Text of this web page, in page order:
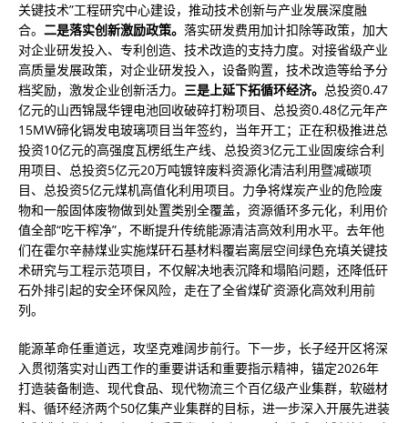
关键技术”工程研究中心建设，推动技术创新与产业发展深度融
合。 二是落实创新激励政策。 落实研发费用加计扣除等政策，加大
对企业研发投入、专利创造、技术改造的支持力度。对接省级产业
高质量发展政策，对企业研发投入，设备购置，技术改造等给予分
档奖励，激发企业创新活力。 三是上延下拓循环经济。 总投资0.47
亿元的山西锦晟华锂电池回收破碎打粉项目、总投资0.48亿元年产
15MW碲化镉发电玻璃项目当年签约，当年开工；正在积极推进总
投资10亿元的高强度瓦楞纸生产线、总投资3亿元工业固废综合利
用项目、总投资5亿元20万吨镀锌废料资源化清洁利用暨减碳项
目、总投资5亿元煤机高值化利用项目。力争将煤炭产业的危险废
物和一般固体废物做到处置类别全覆盖，资源循环多元化，利用价
值全部“吃干榨净”，不断提升传统能源清洁高效利用水平。去年他
们在霍尔辛赫煤业实施煤矸石基材料覆岩离层空间绿色充填关键技
术研究与工程示范项目，不仅解决地表沉降和塌陷问题，还降低矸
石外排引起的安全环保风险，走在了全省煤矿资源化高效利用前
列。
能源革命任重道远，攻坚克难阔步前行。下一步，长子经开区将深
入贯彻落实对山西工作的重要讲话和重要指示精神，锚定2026年
打造装备制造、现代食品、现代物流三个百亿级产业集群，软磁材
料、循环经济两个50亿集产业集群的目标，进一步深入开展先进装